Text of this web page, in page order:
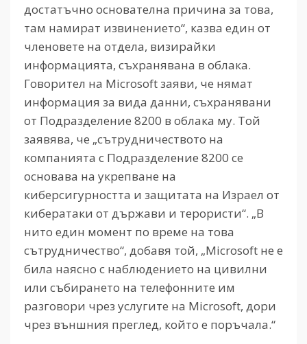
достатъчно основателна причина за това,
там намират извинението“, казва един от
членовете на отдела, визирайки
информацията, съхранявана в облака.
Говорител на Microsoft заяви, че нямат
информация за вида данни, съхранявани
от Подразделение 8200 в облака му. Той
заявява, че „сътрудничеството на
компанията с Подразделение 8200 се
основава на укрепване на
киберсигурността и защитата на Израел от
кибератаки от държави и терористи“. „В
нито един момент по време на това
сътрудничество“, добавя той, „Microsoft не е
била наясно с наблюдението на цивилни
или събирането на телефонните им
разговори чрез услугите на Microsoft, дори
чрез външния преглед, който е поръчала.“